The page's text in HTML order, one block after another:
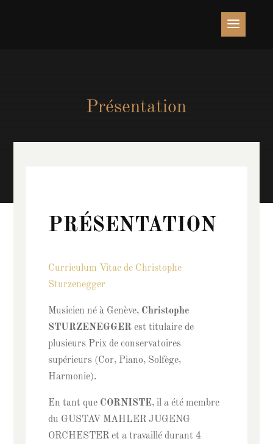
Présentation
PRÉSENTATION
Curriculum Vitae de Christophe
Sturzenegger
Musicien né à Genève, Christophe
STURZENEGGERest titulaire de
plusieurs Prix de conservatoires
supérieurs (Cor, Piano, Solfège,
Harmonie).
En tant queCORNISTE, il a été membre
du GUSTAV MAHLER JUGENG
ORCHESTER et a travaillé durant 4